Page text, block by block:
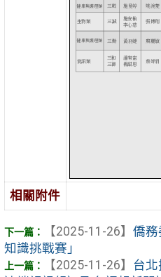
相關附件
【2025-11-26】 僑務
知識挑戰賽」
【2025-11-26】
台